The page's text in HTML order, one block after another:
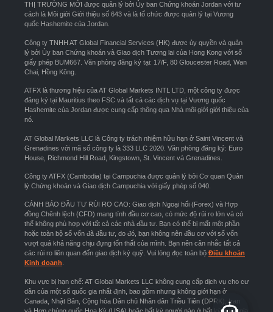
THỊ TRƯỜNG MỚI được quản lý bởi Ủy ban Chứng khoán Jordan với tư
cách là Môi giới Giới thiệu số 643 và là tổ chức được quản lý tại Vương
quốc Hashemite của Jordan.
Công ty TNHH AT Global Financial Services (HK) được ủy quyền và quản
lý bởi Ủy ban Chứng khoán và Giao dịch Tương lai của Hong Kong với số
giấy phép BUM667. Văn phòng đăng ký tại: 17/F, 80 Gloucester Road, Wan
Chai, Hồng Kông.
ATFX là thương hiệu của AT Global Markets INTL LTD, một công ty được
đăng ký tại Mauritius theo FSC và tất cả các dịch vụ tại Vương quốc
Hashemite của Jordan được cung cấp thông qua Nhà môi giới giới thiệu của
nó.
AT Global Markets LLC là Công ty trách nhiệm hữu hạn ở Saint Vincent và
Grenadines với mã số công ty là 333 LLC 2020. Văn phòng đăng ký: Euro
House, Richmond Hill Road, Kingstown, St. Vincent và Grenadines.
Công ty ATFX (Cambodia) tại Campuchia được quản lý bởi Cơ quan Quản
lý Chứng khoán và Giao dịch Campuchia với giấy phép số 040.
CẢNH BÁO ĐẦU TƯ RỦI RO CAO: Giao dịch Ngoại hối (Forex) và Hợp
đồng Chênh lệch (CFD) mang tính đầu cơ cao, có mức độ rủi ro lớn và có
thể không phù hợp với tất cả các nhà đầu tư. Bạn có thể bị mất một phần
hoặc toàn bộ số vốn đã đầu tư, do đó, bạn không nên đầu cơ với số vốn
vượt quá khả năng chịu đựng tổn thất của mình. Bạn nên cân nhắc tất cả
các rủi ro liên quan đến giao dịch ký quỹ. Vui lòng đọc toàn bộ Điều khoản
Kinh doanh
Khu vực bị hạn chế: AT Global Markets LLC không cung cấp dịch vụ cho cư
dân của một số quốc gia nhất định, bao gồm nhưng không giới hạn ở
Canada, Nhật Bản, Cộng hòa Dân chủ Nhân dân Triều Tiên (DPRK), Iran